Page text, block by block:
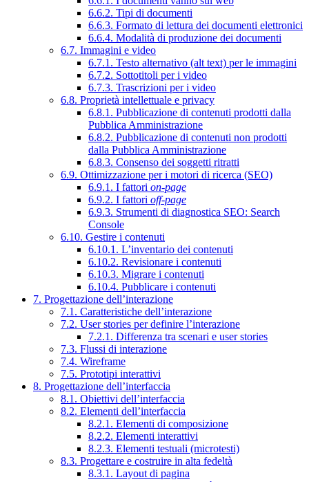
6.6.2. Tipi di documenti
6.6.3. Formato di lettura dei documenti elettronici
6.6.4. Modalità di produzione dei documenti
6.7. Immagini e video
6.7.1. Testo alternativo (alt text) per le immagini
6.7.2. Sottotitoli per i video
6.7.3. Trascrizioni per i video
6.8. Proprietà intellettuale e privacy
6.8.1. Pubblicazione di contenuti prodotti dalla
Pubblica Amministrazione
6.8.2. Pubblicazione di contenuti non prodotti
dalla Pubblica Amministrazione
6.8.3. Consenso dei soggetti ritratti
6.9. Ottimizzazione per i motori di ricerca (SEO)
6.9.1. I fattori on-page
6.9.2. I fattori off-page
6.9.3. Strumenti di diagnostica SEO: Search
Console
6.10. Gestire i contenuti
6.10.1. L’inventario dei contenuti
6.10.2. Revisionare i contenuti
6.10.3. Migrare i contenuti
6.10.4. Pubblicare i contenuti
7. Progettazione dell’interazione
7.1. Caratteristiche dell’interazione
7.2. User stories per definire l’interazione
7.2.1. Differenza tra scenari e user stories
7.3. Flussi di interazione
7.4. Wireframe
7.5. Prototipi interattivi
8. Progettazione dell’interfaccia
8.1. Obiettivi dell’interfaccia
8.2. Elementi dell’interfaccia
8.2.1. Elementi di composizione
8.2.2. Elementi interattivi
8.2.3. Elementi testuali (microtesti)
8.3. Progettare e costruire in alta fedeltà
8.3.1. Layout di pagina